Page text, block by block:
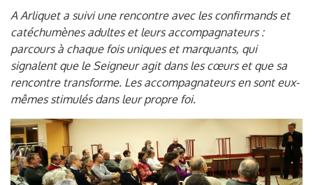
A Arliquet a suivi une rencontre avec les confirmands et
catéchumènes adultes et leurs accompagnateurs :
parcours à chaque fois uniques et marquants, qui
signalent que le Seigneur agit dans les cœurs et que sa
rencontre transforme. Les accompagnateurs en sont eux-
mêmes stimulés dans leur propre foi.